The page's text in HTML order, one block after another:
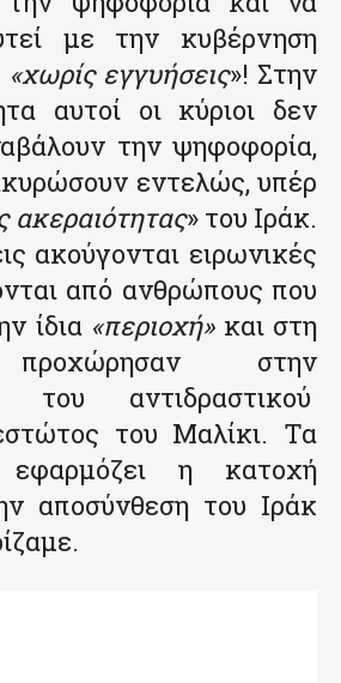
με την κυβέρνηση
«χωρίς εγγυήσεις»! Στην
αυτοί οι κύριοι δεν
την ψηφοφορία,
εντελώς, υπέρ
ακεραιότητας» του Ιράκ.
ακούγονται ειρωνικές
από ανθρώπους που
ίδια «περιοχή»και στη
στην
του αντιδραστικού
του Μαλίκι. Τα
η κατοχή
αποσύνθεση του Ιράκ